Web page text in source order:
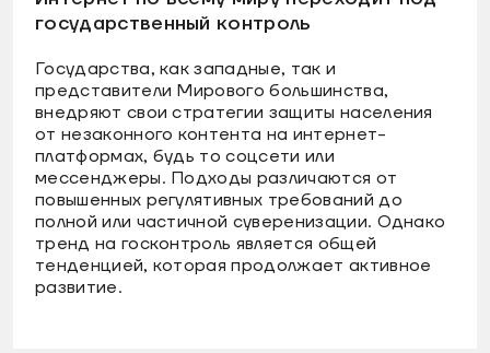
государственный контроль
Государства, как западные, так и
представители Мирового большинства,
внедряют свои стратегии защиты населения
от незаконного контента на интернет-
платформах, будь то соцсети или
мессенджеры. Подходы различаются от
повышенных регулятивных требований до
полной или частичной суверенизации. Однако
тренд на госконтроль является общей
тенденцией, которая продолжает активное
развитие.